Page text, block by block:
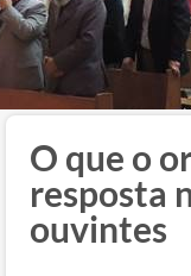
O que o
resposta
ouvintes